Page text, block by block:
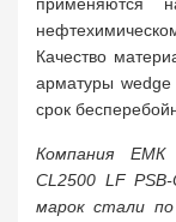
Качество
арматуры
срок
Компания ЕМК
CL2500 LF
марок стали по